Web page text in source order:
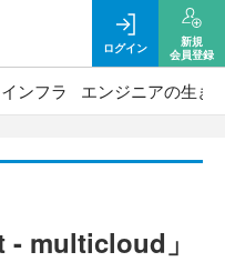
ログイン
新規
会員登録
インフラ エンジニアの生き
- multicloud」